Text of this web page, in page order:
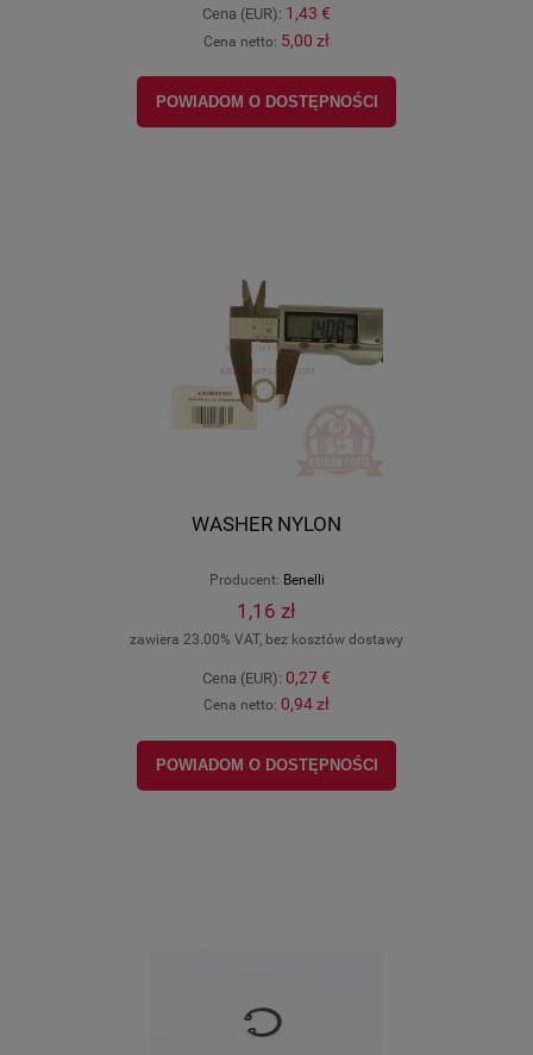
Cena (EUR): 1,43 €
Cena netto: 5,00 zł
POWIADOM O DOSTĘPNOŚCI
WASHER NYLON
Producent: Benelli
1,16 zł
zawiera 23.00% VAT, bez kosztów dostawy
Cena (EUR): 0,27 €
Cena netto: 0,94 zł
POWIADOM O DOSTĘPNOŚCI